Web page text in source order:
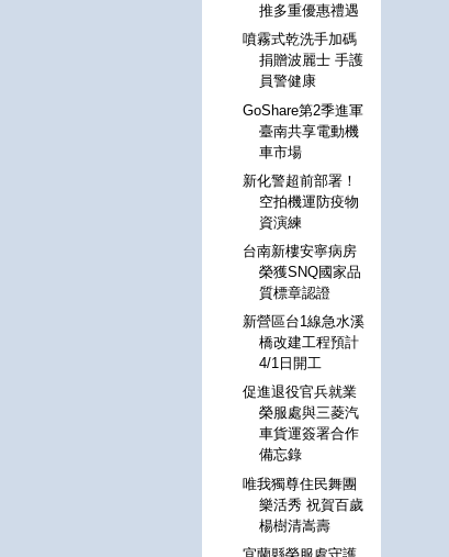
推多重優惠禮遇
噴霧式乾洗手加碼
捐贈波麗士 手護
員警健康
GoShare第2季進軍
臺南共享電動機
車市場
新化警超前部署！
空拍機運防疫物
資演練
台南新樓安寧病房
榮獲SNQ國家品
質標章認證
新營區台1線急水溪
橋改建工程預計
4/1日開工
促進退役官兵就業
榮服處與三菱汽
車貨運簽署合作
備忘錄
唯我獨尊住民舞團
樂活秀 祝賀百歲
楊樹清嵩壽